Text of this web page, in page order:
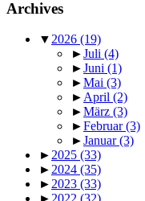
Archives
▼2026 (19)
►Juli (4)
►Juni (1)
►Mai (3)
►April (2)
►März (3)
►Februar(3)
►Januar(3)
►2025 (33)
►2024 (35)
►2023 (33)